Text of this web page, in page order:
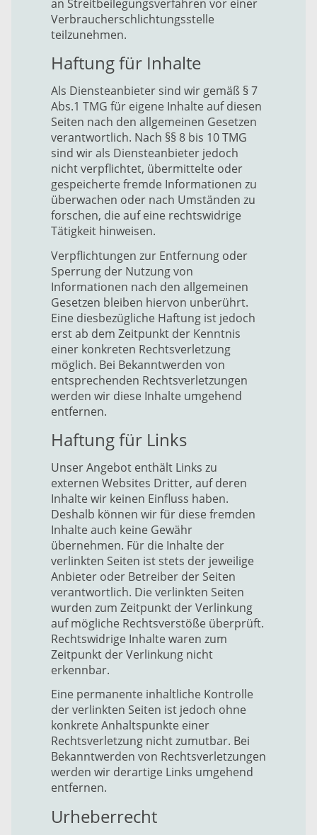
an Streitbeilegungsverfahren vor einer
Verbraucherschlichtungsstelle
teilzunehmen.
Haftung für Inhalte
Als Diensteanbieter sind wir gemäß § 7
Abs.1 TMG für eigene Inhalte auf diesen
Seiten nach den allgemeinen Gesetzen
verantwortlich. Nach §§ 8 bis 10 TMG
sind wir als Diensteanbieter jedoch
nicht verpflichtet, übermittelte oder
gespeicherte fremde Informationen zu
überwachen oder nach Umständen zu
forschen, die auf eine rechtswidrige
Tätigkeit hinweisen.
Verpflichtungen zur Entfernung oder
Sperrung der Nutzung von
Informationen nach den allgemeinen
Gesetzen bleiben hiervon unberührt.
Eine diesbezügliche Haftung ist jedoch
erst ab dem Zeitpunkt der Kenntnis
einer konkreten Rechtsverletzung
möglich. Bei Bekanntwerden von
entsprechenden Rechtsverletzungen
werden wir diese Inhalte umgehend
entfernen.
Haftung für Links
Unser Angebot enthält Links zu
externen Websites Dritter, auf deren
Inhalte wir keinen Einfluss haben.
Deshalb können wir für diese fremden
Inhalte auch keine Gewähr
übernehmen. Für die Inhalte der
verlinkten Seiten ist stets der jeweilige
Anbieter oder Betreiber der Seiten
verantwortlich. Die verlinkten Seiten
wurden zum Zeitpunkt der Verlinkung
auf mögliche Rechtsverstöße überprüft.
Rechtswidrige Inhalte waren zum
Zeitpunkt der Verlinkung nicht
erkennbar.
Eine permanente inhaltliche Kontrolle
der verlinkten Seiten ist jedoch ohne
konkrete Anhaltspunkte einer
Rechtsverletzung nicht zumutbar. Bei
Bekanntwerden von Rechtsverletzungen
werden wir derartige Links umgehend
entfernen.
Urheberrecht